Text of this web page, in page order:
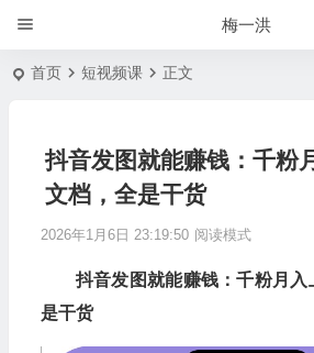
梅一洪
首页 短视频课 正文
抖音发图就能赚钱：千粉
文档，全是干货
2026年1月6日 23:19:50 阅读模式
抖音发图就能赚钱：千粉月
是干货